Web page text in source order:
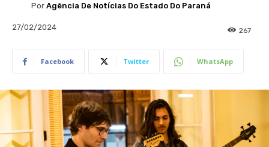
Por Agência De Notícias Do Estado Do Paraná
27/02/2024 267
Facebook Twitter WhatsApp